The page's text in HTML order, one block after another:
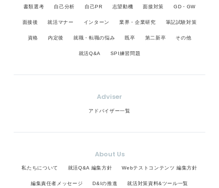
書類選考 自己分析 自己PR 志望動機 面接対策 GD・GW
面接後 就活マナー インターン 業界・企業研究 筆記試験対策
資格 内定後 就職・転職の悩み 既卒 第二新卒 その他
就活Q&A SPI練習問題
Adviser
アドバイザー一覧
About Us
私たちについて 就活Q&A 編集方針 Webテストコンテンツ 編集方針
編集責任者メッセージ D&Iの推進 就活対策資料&ツール一覧